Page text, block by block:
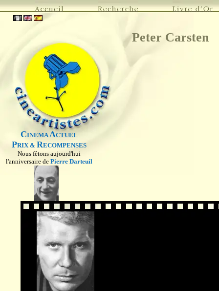
CINEMAACTUEL
PRIX & RECOMPENSES
Nous fêtons aujourd'hui
l'anniversaire de Pierre Darteuil
Peter Carsten